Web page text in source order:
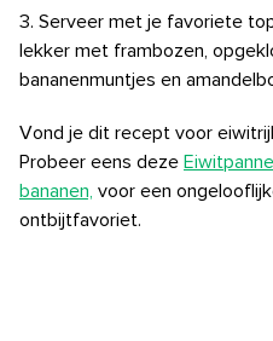
3. Serveer met je favoriete
lekker met frambozen,
bananenmuntjes en
Vond je dit recept voor
Probeer eens deze
bananen, voor een
ontbijtfavoriet.